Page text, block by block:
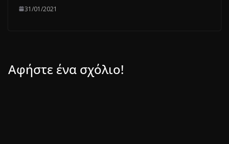
31/01/2021
Αφήστε ένα σχόλιο!